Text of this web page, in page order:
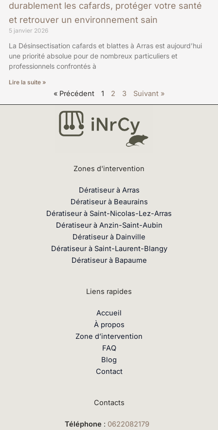
durablement les cafards, protéger votre santé
et retrouver un environnement sain
5 janvier 2026
La Désinsectisation cafards et blattes à Arras est aujourd’hui
une priorité absolue pour de nombreux particuliers et
professionnels confrontés à
Lire la suite »
« Précédent 1 2 3 Suivant »
Zones d'intervention
Dératiseur à Arras
Dératiseur à Beaurains
Dératiseur à Saint-Nicolas-Lez-Arras
Dératiseur à Anzin-Saint-Aubin
Dératiseur à Dainville
Dératiseur à Saint-Laurent-Blangy
Dératiseur à Bapaume
Liens rapides
Accueil
À propos
Zone d’intervention
FAQ
Blog
Contact
Contacts
Téléphone : 0622082179